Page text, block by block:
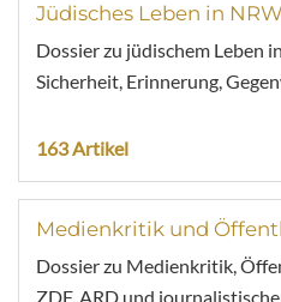
Jüdisches Leben in NRW
Dossier zu jüdischem Leben
Sicherheit, Erinnerung,
163 Artikel
Medienkritik und
Dossier zu Medienkritik,
ZDF, ARD und